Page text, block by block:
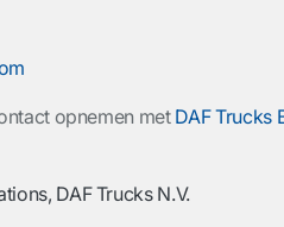
opnemen met DAF Trucks
DAF Trucks N.V.